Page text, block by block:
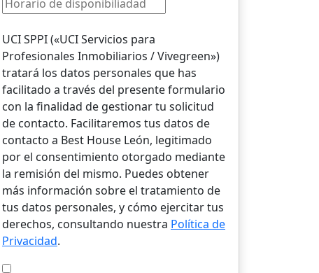
UCI SPPI («UCI Servicios para
Profesionales Inmobiliarios / Vivegreen»)
tratará los datos personales que has
facilitado a través del presente formulario
con la finalidad de gestionar tu solicitud
de contacto. Facilitaremos tus datos de
contacto a Best House León, legitimado
por el consentimiento otorgado mediante
la remisión del mismo. Puedes obtener
más información sobre el tratamiento de
tus datos personales, y cómo ejercitar tus
derechos, consultando nuestra Política de
Privacidad.